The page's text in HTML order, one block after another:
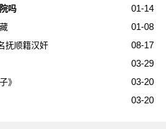
01-14
吗
01-08
08-17
抚顺籍汉奸
03-29
03-20
》
03-20